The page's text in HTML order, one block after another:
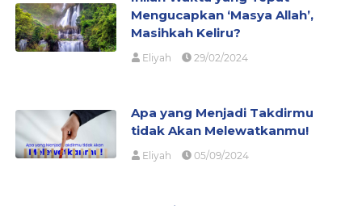
Mengucapkan ‘Masya Allah’,
Masihkah Keliru?
Eliyah 29/02/2024
Apa yang Menjadi Takdirmu
tidak Akan Melewatkanmu!
Eliyah 05/09/2024